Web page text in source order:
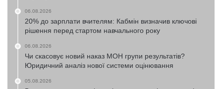
06.08.2026
20% до зарплати вчителям: Кабмін визначив ключові
рішення перед стартом навчального року
06.08.2026
Чи скасовує новий наказ МОН групи результатів?
Юридичний аналіз нової системи оцінювання
05.08.2026